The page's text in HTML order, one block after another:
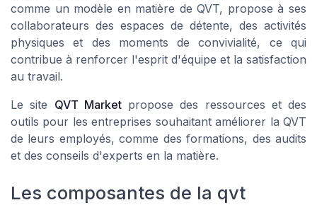
comme un modèle en matière de QVT, propose à ses
collaborateurs des espaces de détente, des activités
physiques et des moments de convivialité, ce qui
contribue à renforcer l'esprit d'équipe et la satisfaction
au travail.
Le site QVT Marketpropose des ressources et des
outils pour les entreprises souhaitant améliorer la QVT
de leurs employés, comme des formations, des audits
et des conseils d'experts en la matière.
Les composantes de la qvt